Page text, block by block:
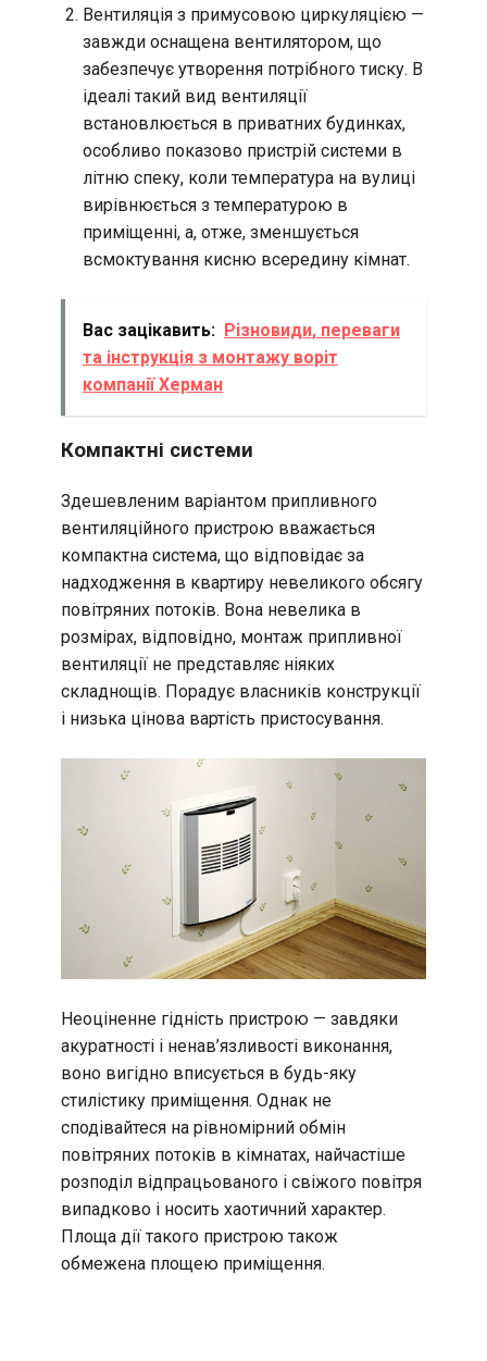
Вентиляція з примусовою циркуляцією —
завжди оснащена вентилятором, що
забезпечує утворення потрібного тиску. В
ідеалі такий вид вентиляції
встановлюється в приватних будинках,
особливо показово пристрій системи в
літню спеку, коли температура на вулиці
вирівнюється з температурою в
приміщенні, а, отже, зменшується
всмоктування кисню всередину кімнат.
Вас зацікавить: Різновиди, переваги
та інструкція з монтажу воріт
компанії Херман
Компактні системи
Здешевленим варіантом припливного
вентиляційного пристрою вважається
компактна система, що відповідає за
надходження в квартиру невеликого обсягу
повітряних потоків. Вона невелика в
розмірах, відповідно, монтаж припливної
вентиляції не представляє ніяких
складнощів. Порадує власників конструкції
і низька цінова вартість пристосування.
Неоціненне гідність пристрою — завдяки
акуратності і ненав’язливості виконання,
воно вигідно вписується в будь-яку
стилістику приміщення. Однак не
сподівайтеся на рівномірний обмін
повітряних потоків в кімнатах, найчастіше
розподіл відпрацьованого і свіжого повітря
випадково і носить хаотичний характер.
Площа дії такого пристрою також
обмежена площею приміщення.